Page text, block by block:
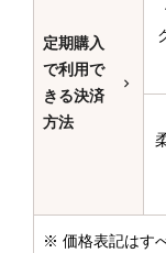
定期購入
で利用で
きる決済
方法
※ 価格表記はす